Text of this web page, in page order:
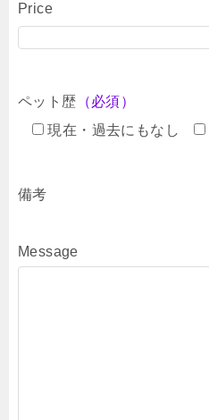
Price
ペット歴 （必須）
現在・過去にもなし
備考
Message